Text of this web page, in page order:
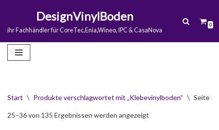
Zum
springen
DesignVinylBoden
ihr Fachhändler für CoreTec,Enia,Wineo, IPC & CasaNova
0
Start \ Produkte verschlagwortet mit „Klebevinylboden“ \ Seite 3
25–36 von 135 Ergebnissen werden angezeigt